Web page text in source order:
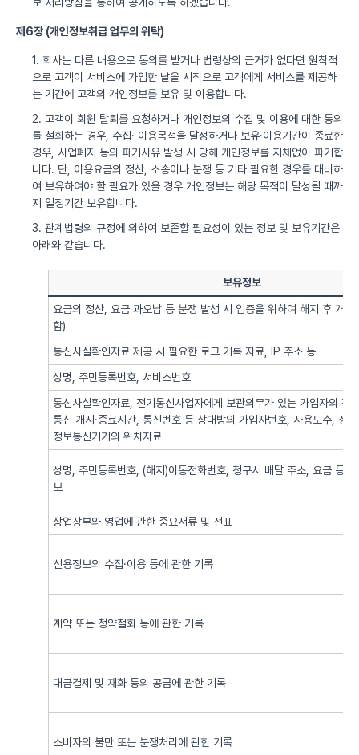
제6장 (개인정보취급 업무의 위탁)
1. 회사는 다른 내용으로 동의를 받거나 법령상의 근거가 없다면 원칙적
으로 고객이 서비스에 가입한 날을 시작으로 고객에게 서비스를 제공하
는 기간에 고객의 개인정보를 보유 및 이용합니다.
2. 고객이 회원 탈퇴를 요청하거나 개인정보의 수집 및 이용에 대한 동의
를 철회하는 경우, 수집· 이용목적을 달성하거나 보유·이용기간이 종료한
경우, 사업폐지 등의 파기사유 발생 시 당해 개인정보를 지체없이 파기합
니다. 단, 이용요금의 정산, 소송이나 분쟁 등 기타 필요한 경우를 대비하
여 보유하여야 할 필요가 있을 경우 개인정보는 해당 목적이 달성될 때까
지 일정기간 보유합니다.
3. 관계법령의 규정에 의하여 보존할 필요성이 있는 정보 및 보유기간은
아래와 같습니다.
보유정보
요금의 정산, 요금 과오납 등 분쟁 발생 시 입증을 위하여 해지 후 개인
함)
통신사실확인자료 제공 시 필요한 로그 기록 자료, IP 주소 등
성명, 주민등록번호, 서비스번호
통신사실확인자료, 전기통신사업자에게 보관의무가 있는 가입자의 전
통신 개시·종료시간, 통신번호 등 상대방의 가입자번호, 사용도수, 정
정보통신기기의 위치자료
성명, 주민등록번호, (해지)이동전화번호, 청구서 배달 주소, 요금 등
보
상업장부와 영업에 관한 중요서류 및 전표
신용정보의 수집·이용 등에 관한 기록
계약 또는 청약철회 등에 관한 기록
대금결제 및 재화 등의 공급에 관한 기록
소비자의 불만 또는 분쟁처리에 관한 기록